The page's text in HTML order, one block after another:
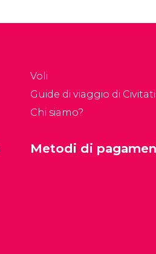
Voli
Guide di viaggio di
Chi siamo?
Metodi di